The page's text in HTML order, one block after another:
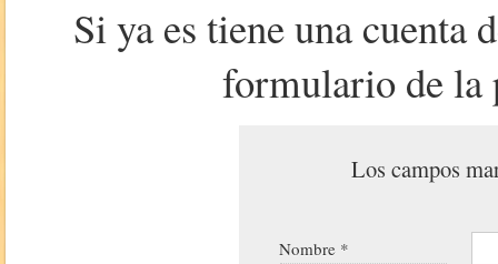
Si ya es tiene una cuenta
formulario de la
Los campos
Nombre *